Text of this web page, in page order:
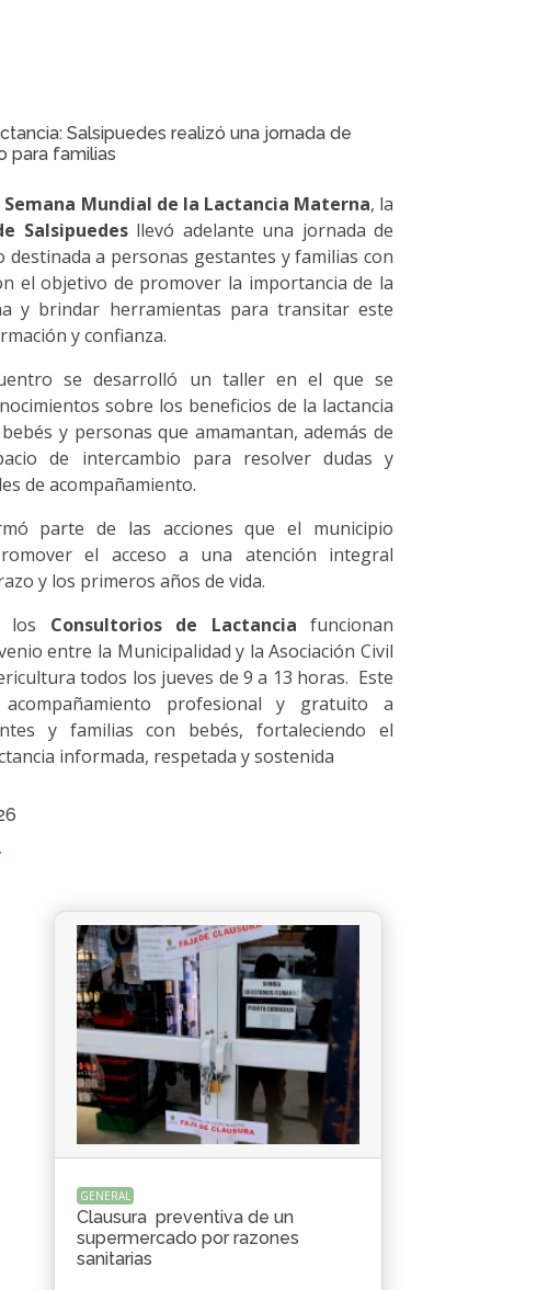
Salsipuedes realizó una jornada de
para familias
Semana Mundial de la Lactancia Materna, la
Salsipuedesllevó adelante una jornada de
destinada a personas gestantes y familias con
el objetivo de promover la importancia de la
y brindar herramientas para transitar este
y confianza.
se desarrolló un taller en el que se
sobre los beneficios de la lactancia
y personas que amamantan, además de
de intercambio para resolver dudas y
de acompañamiento.
parte de las acciones que el municipio
el acceso a una atención integral
y los primeros años de vida.
los Consultorios de Lactancia funcionan
entre la Municipalidad y la Asociación Civil
todos los jueves de 9 a 13 horas. Este
profesional y gratuito a
y familias con bebés, fortaleciendo el
informada, respetada y sostenida
GENERAL
Clausura preventiva de un
supermercado por razones
sanitarias